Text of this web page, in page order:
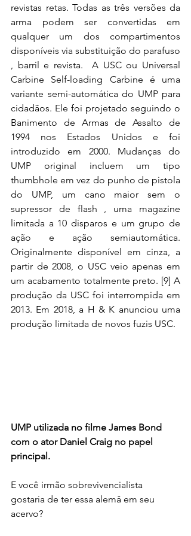
revistas retas. Todas as três versões da
arma podem ser convertidas em
qualquer um dos compartimentos
disponíveis via substituição do parafuso
, barril e revista.  A USC ou Universal
Carbine Self-loading Carbine é uma
variante semi-automática do UMP para
cidadãos. Ele foi projetado seguindo o
Banimento de Armas de Assalto de
1994 nos Estados Unidos e foi
introduzido em 2000. Mudanças do
UMP original incluem um tipo
thumbhole em vez do punho de pistola
do UMP, um cano maior sem o
supressor de flash , uma magazine
limitada a 10 disparos e um grupo de
ação e ação semiautomática.
Originalmente disponível em cinza, a
partir de 2008, o USC veio apenas em
um acabamento totalmente preto. [9] A
produção da USC foi interrompida em
2013. Em 2018, a H & K anunciou uma
produção limitada de novos fuzis USC.
UMP utilizada no filme James Bond
com o ator Daniel Craig no papel
principal.
E você irmão sobrevivencialista
gostaria de ter essa alemâ em seu
acervo?